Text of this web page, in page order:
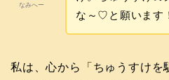
なみへー
な～♡と願います
私は、心から「ちゅうすけを